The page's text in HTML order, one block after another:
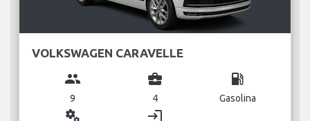
VOLKSWAGEN CARAVELLE
group
9
business_center
4
local_gas_station
Gasolina
miscellaneous_services login